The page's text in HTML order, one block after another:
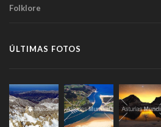
Folklore
ÚLTIMAS FOTOS